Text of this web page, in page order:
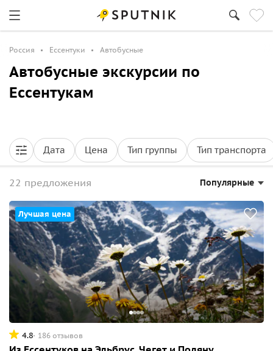
Россия Ессентуки Автобусные
Автобусные экскурсии по
Ессентукам
Дата Цена Тип группы Тип транспорта
22 предложения Популярные
Лучшая цена
4.8 186 отзывов